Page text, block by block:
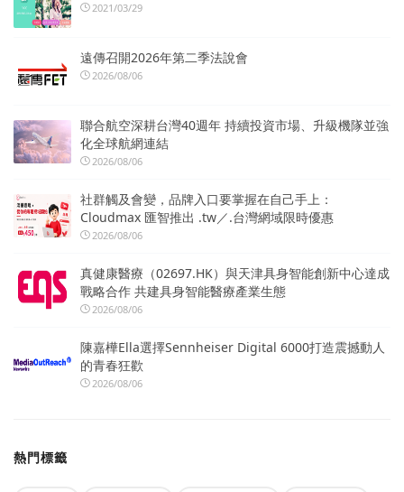
2021/03/29
遠傳召開2026年第二季法說會
2026/08/06
聯合航空深耕台灣40週年 持續投資市場、升級機隊並強
化全球航網連結
2026/08/06
社群觸及會變，品牌入口要掌握在自己手上：
Cloudmax 匯智推出 .tw／.台灣網域限時優惠
2026/08/06
真健康醫療（02697.HK）與天津具身智能創新中心達成
戰略合作 共建具身智能醫療產業生態
2026/08/06
陳嘉樺Ella選擇Sennheiser Digital 6000打造震撼動人
的青春狂歡
2026/08/06
熱門標籤